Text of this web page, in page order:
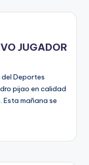
JUGADOR
del Deportes
pijao en calidad
Esta mañana se